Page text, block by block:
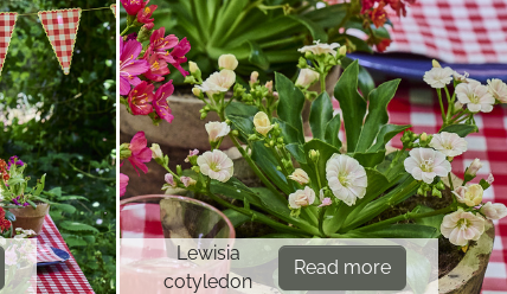
Lewisia
cotyledon
Read more